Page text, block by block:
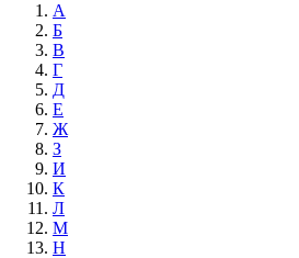
А
Б
В
Г
Д
Е
Ж
З
И
К
Л
М
Н